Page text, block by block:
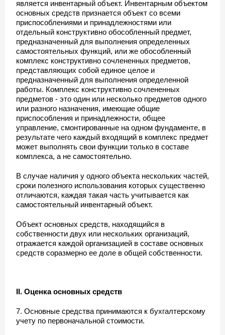
является инвентарный объект. Инвентарным объектом
основных средств признается объект со всеми
приспособлениями и принадлежностями или
отдельный конструктивно обособленный предмет,
предназначенный для выполнения определенных
самостоятельных функций, или же обособленный
комплекс конструктивно сочлененных предметов,
представляющих собой единое целое и
предназначенный для выполнения определенной
работы. Комплекс конструктивно сочлененных
предметов - это один или несколько предметов одного
или разного назначения, имеющие общие
приспособления и принадлежности, общее
управление, смонтированные на одном фундаменте, в
результате чего каждый входящий в комплекс предмет
может выполнять свои функции только в составе
комплекса, а не самостоятельно.
В случае наличия у одного объекта нескольких частей,
сроки полезного использования которых существенно
отличаются, каждая такая часть учитывается как
самостоятельный инвентарный объект.
Объект основных средств, находящийся в
собственности двух или нескольких организаций,
отражается каждой организацией в составе основных
средств соразмерно ее доле в общей собственности.
II. Оценка основных средств
7. Основные средства принимаются к бухгалтерскому
учету по первоначальной стоимости.